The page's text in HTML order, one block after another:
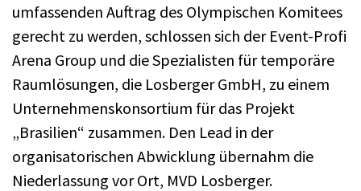
umfassenden Auftrag des Olympischen Komitees
gerecht zu werden, schlossen sich der Event-Profi
Arena Group und die Spezialisten für temporäre
Raumlösungen, die Losberger GmbH, zu einem
Unternehmenskonsortium für das Projekt
„Brasilien“ zusammen. Den Lead in der
organisatorischen Abwicklung übernahm die
Niederlassung vor Ort, MVD Losberger.